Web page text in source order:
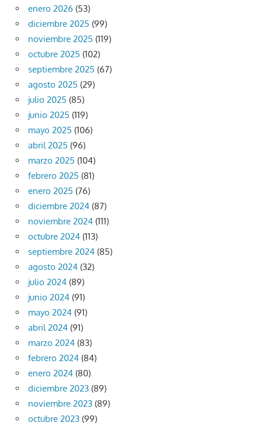
enero 2026 (53)
diciembre 2025 (99)
noviembre 2025 (119)
octubre 2025 (102)
septiembre 2025 (67)
agosto 2025 (29)
julio 2025 (85)
junio 2025 (119)
mayo 2025 (106)
abril 2025 (96)
marzo 2025 (104)
febrero 2025 (81)
enero 2025 (76)
diciembre 2024 (87)
noviembre 2024 (111)
octubre 2024 (113)
septiembre 2024 (85)
agosto 2024 (32)
julio 2024 (89)
junio 2024 (91)
mayo 2024 (91)
abril 2024 (91)
marzo 2024 (83)
febrero 2024 (84)
enero 2024 (80)
diciembre 2023 (89)
noviembre 2023 (89)
octubre 2023 (99)